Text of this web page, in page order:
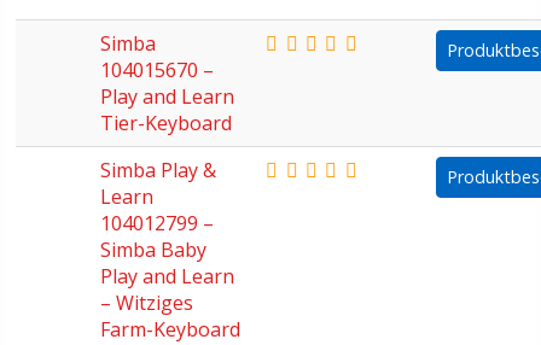
Simba
104015670 –
Play and Learn
Tier-Keyboard
Simba Play &
Learn
104012799 –
Simba Baby
Play and Learn
– Witziges
Farm-Keyboard